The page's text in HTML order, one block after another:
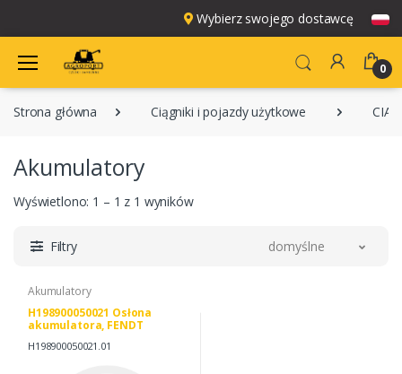
Wybierz swojego dostawcę
0
Strona główna Ciągniki i pojazdy użytkowe
Akumulatory
Wyświetlono: 1 – 1 z 1 wyników
Filtry domyślne
Akumulatory
H198900050021 Osłona
akumulatora, FENDT
H198900050021.01